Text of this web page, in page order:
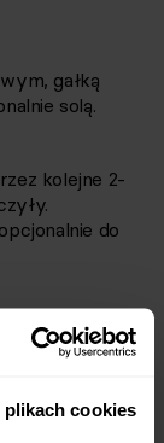
plikach cookies
gałką
solą.
kolejne 2-
do
posiekany
czosnek.